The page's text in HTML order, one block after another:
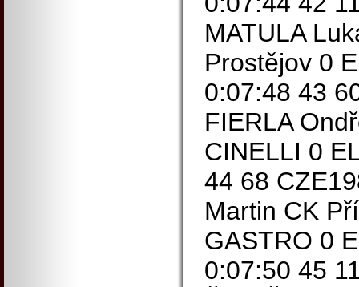
MATULA
Prostějov 0
0:07:48 43
FIERLA
CINELLI 0
44 68
Martin CK
GASTRO 0
0:07:50 45